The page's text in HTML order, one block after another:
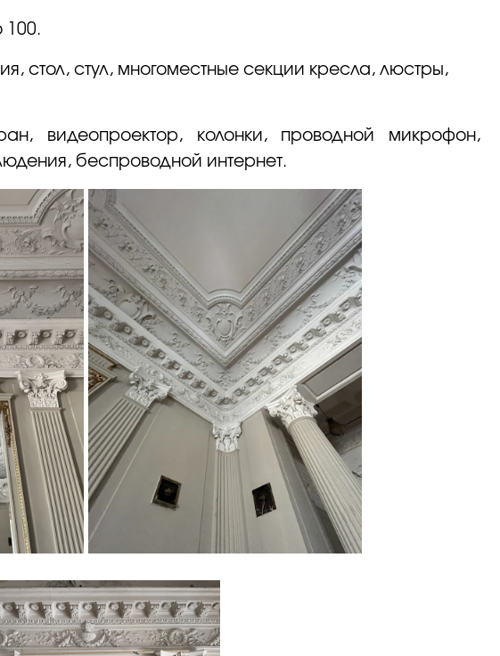
100.
стол, стул, многоместные секции кресла, люстры,
видеопроектор, колонки, проводной микрофон,
беспроводной интернет.